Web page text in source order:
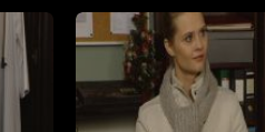
1601-1700
1701-1800